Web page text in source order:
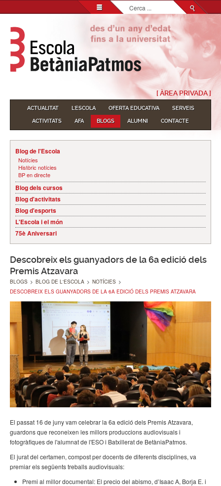
Cerca
...
[ ÀREA PRIVADA ]
ACTUALITAT L'ESCOLA OFERTA EDUCATIVA
SERVEIS
ACTIVITATS
AFA BLOGS ALUMNI CONTACTE
Blog de l'Escola
Notícies
Històric notícies
BP en directe
Blog dels cursos
Blog d'activitats
Blog d'esports
L'Escola i el món
75è Aniversari
Descobreix els guanyadors de la 6a edició dels
Premis Atzavara
BLOGS > BLOG DE L'ESCOLA > NOTÍCIES >
DESCOBREIX ELS GUANYADORS DE LA 6A EDICIÓ DELS PREMIS ATZAVARA
El passat 16 de juny vam celebrar la 6a edició dels Premis Atzavara,
guardons que reconeixen les millors produccions audiovisuals i
fotogràfiques de l'alumnat de l'ESO i Batxillerat de BetàniaPatmos.
El jurat del certamen, compost per docents de diferents disciplines, va
premiar els següents treballs audiovisuals:
Premi al millor documental: El precio del abismo, d’Isaac A, Borja E. i